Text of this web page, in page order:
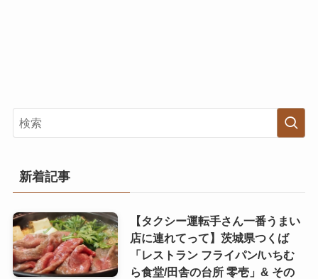
新着記事
【タクシー運転手さん一番うまい
店に連れてって】茨城県つくば
「レストラン フライパン/いちむ
ら食堂/田舎の台所 零壱」& その